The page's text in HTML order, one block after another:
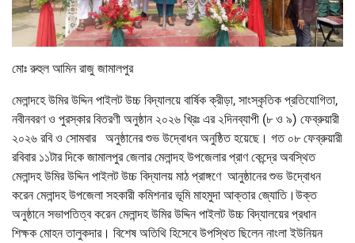
মোঃ রুহুল আমিন রাজু জামালপুর
মেলান্দহে উমির উদ্দিন পাইলট উচ্চ বিদ্যালয়ে বার্ষিক ক্রীড়া, সাংস্কৃতিক প্রতিযোগিতা,
নবীনবরণ ও পুরস্কার বিতরণী অনুষ্ঠান ২০২৬ খ্রিঃ এর ২দিনব্যাপী (৮ ও ৯) ফেব্রুয়ারী
২০২৬ রবি ও সোমবার অনুষ্ঠানের শুভ উদ্বোধন অনুষ্ঠিত হয়েছে। গত ০৮ ফেব্রুয়ারী
রবিবার ১১টার দিকে জামালপুর জেলার মেলান্দহ উপজেলার প্রাণ কেন্দ্রে অবস্থিত
মেলান্দহ উমির উদ্দিন পাইলট উচ্চ বিদ্যালয় মাঠ প্রাঙ্গণে আনুষ্ঠানের শুভ উদ্বোধন
করেন মেলান্দহ উপজেলা সহকারী কমিশনার ভূমি মাহমুদা আক্তার জ্যোতি।উক্ত
অনুষ্ঠানে সভাপতিত্ব করেন মেলান্দহ উমির উদ্দিন পাইলট উচ্চ বিদ্যালয়ের প্রধান
শিক্ষক মোহন তালুকদার। বিশেষ অতিথি হিসেবে উপস্থিত ছিলেন নাংলা ইউনিয়ন